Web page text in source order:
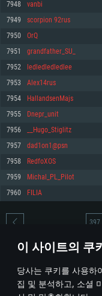
이 사이트의 쿠
당사는 쿠키를 사용하
집 및 분석하고, 소셜
운영체제: Windows 10 (64
프로세서: 2.2 GHz 듀얼코어
메모리: 4GB
그래픽 카드: DirectX 11 이상
GeForce GT 660. 최소 사양
네트워크: 브로드밴드 인터넷
여유 저장 공간: 22.1 GB (최
권장 사양
570 혹은 그 이상
여유 저장 공간: 62.2 GB (전
운영체제: Mac OS Big Sur
프로세서: 최소 2.2 GHz의
메모리: 6 GB
그래픽 카드: Metal 을 지원
능을 가지는 Mac 버전의
네트워크: 브로드밴드 인터넷
여유 저장 공간: 22.1 GB (최
권장 사양
네트워크: 브로드밴드 인터넷
여유 저장 공간: 62.2 GB (전
운영체제: 64bit Linux 중 최신
프로세서: 2.4 GHz 듀얼코어
메모리: 4 GB
그래픽 카드: Vulkan 을 지원
660 (6개월 미만) 혹은 그와
원하는 AMD (6개월 미만; 최
네트워크: 브로드밴드 인터넷
여유 저장 공간: 22.1 GB (최
권장 사양
운영체제: Ubuntu 20.04 64bit
프로세서: Intel Core i7
메모리: 16 GB
그래픽 카드: Vulkan 을 지원
1060 (6개월 미만) 혹은 그
지원하는 AMD RX 570 (6개
여유 저장 공간: 62.2 GB (전
7948 vanbi
7949 scorpion 92rus
7950 OrQ
7951 grandfather_SU_
7952 ledledledledlee
7953 Alex14rus
7954 HallandsenMajs
7955 Dnepr_unit
7956 __Hugo_Stiglitz
7957 dad1on1@psn
7958 RedfoXOS
7959 Michal_PL_Pilot
7960 FILIA
* 순위표는 매일 1회 갱신됩
397